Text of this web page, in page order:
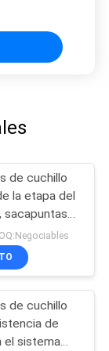
de cuchillo
la etapa del
sacapuntas
de tungsteno
de cuchillo
de
el sistema